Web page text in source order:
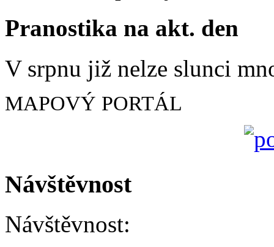
Pranostika na akt. den
V srpnu již nelze slunci
MAPOVÝ PORTÁL
Návštěvnost
Návštěvnost: